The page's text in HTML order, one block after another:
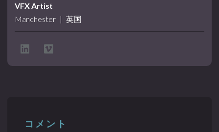
VFX Artist
Manchester | 英国
コメント